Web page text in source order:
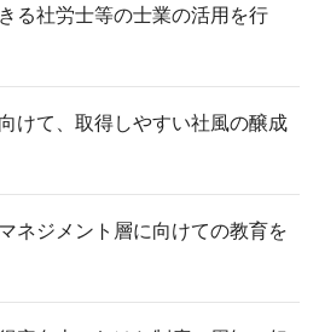
る社労士等の士業の活用を行
けて、取得しやすい社風の醸成
ネジメント層に向けての教育を